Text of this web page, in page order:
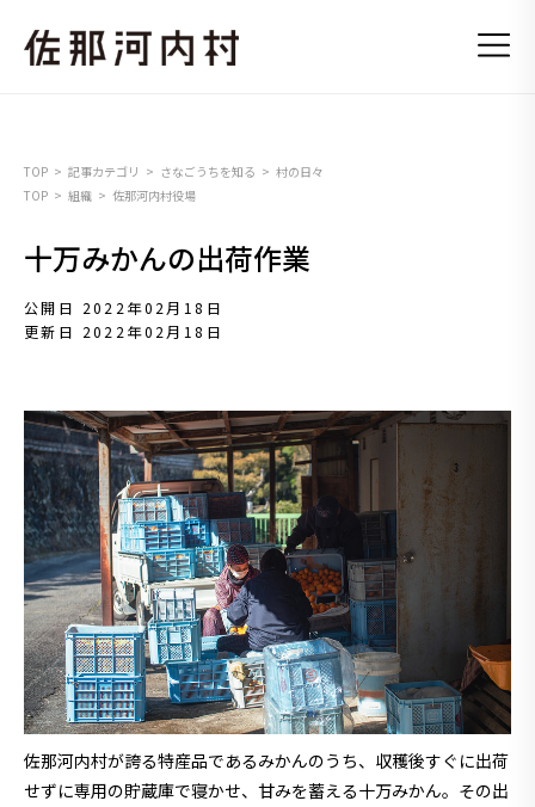
TOP 記事カテゴリ さなごうちを知る
村の日々
TOP
組織 佐那河内村役場
十万みかんの出荷作業
公開日 2022年02月18日
更新日 2022年02月18日
佐那河内村が誇る特産品であるみかんのうち、収穫後すぐに出荷
せずに専用の貯蔵庫で寝かせ、甘みを蓄える十万みかん。その出